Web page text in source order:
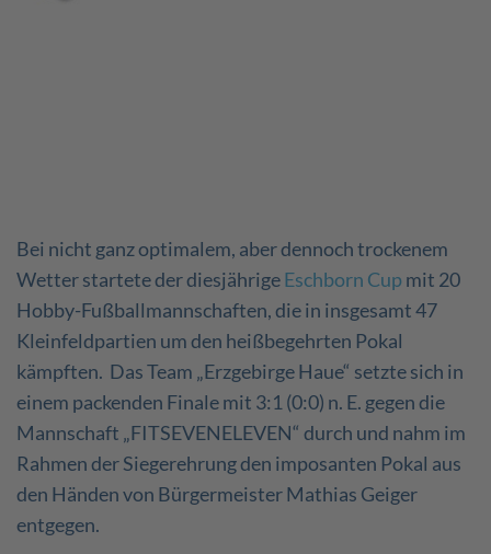
Bei nicht ganz optimalem, aber dennoch trockenem
Wetter startete der diesjährigeEschborn Cup mit 20
Hobby-Fußballmannschaften, die in insgesamt 47
Kleinfeldpartien um den heißbegehrten Pokal
kämpften. Das Team „Erzgebirge Haue“ setzte sich in
einem packenden Finale mit 3:1 (0:0) n. E. gegen die
Mannschaft „FITSEVENELEVEN“ durch und nahm im
Rahmen der Siegerehrung den imposanten Pokal aus
den Händen von Bürgermeister Mathias Geiger
entgegen.